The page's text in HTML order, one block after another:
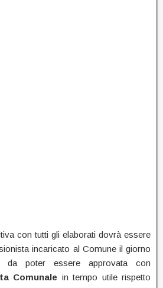
con tutti gli elaborati dovrà essere
incaricato al Comune il giorno
da poter essere approvata con
Comunale in tempo utile rispetto